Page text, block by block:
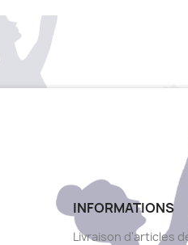
INFORMATIONS
Livraison d'articles